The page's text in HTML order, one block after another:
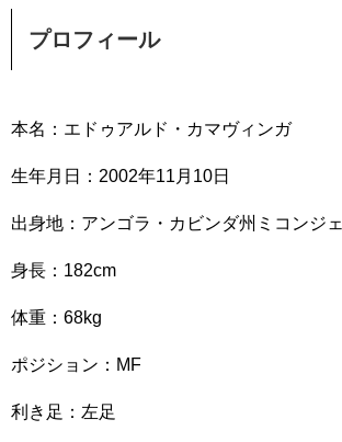
プロフィール
本名：エドゥアルド・カマヴィンガ
生年月日：2002年11月10日
出身地：アンゴラ・カビンダ州ミコンジェ
身長：182cm
体重：68kg
ポジション：MF
利き足：左足